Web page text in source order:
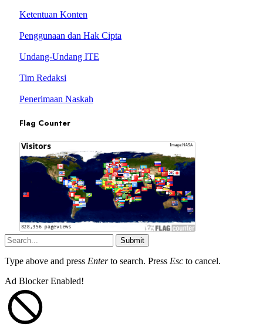
Ketentuan Konten
Penggunaan dan Hak Cipta
Undang-Undang ITE
Tim Redaksi
Penerimaan Naskah
Flag Counter
Submit
Type above and press Enterto search. Press Esc to cancel.
Ad Blocker Enabled!